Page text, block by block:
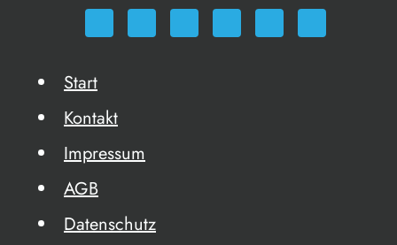
Start
Kontakt
Impressum
AGB
Datenschutz